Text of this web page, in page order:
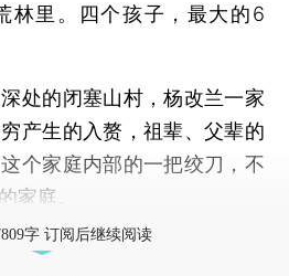
林里。四个孩子，最大的6
的闭塞山村，杨改兰一家
产生的入赘，祖辈、父辈的
个家庭内部的一把绞刀，不
家庭。
字 订阅后继续阅读